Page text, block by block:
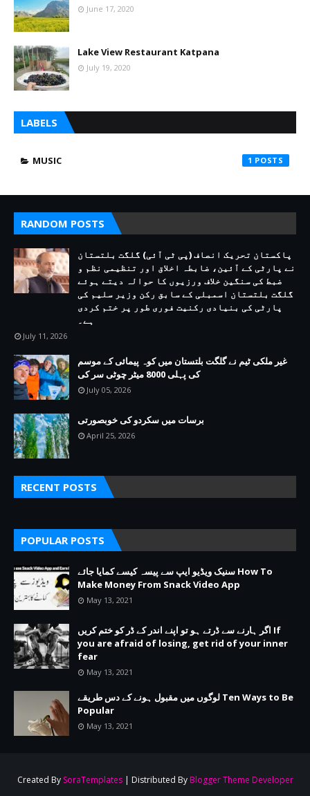
June 17, 2020
Lake View Restaurant Katpana
July 19, 2020
LABELS
MUSIC 1
RANDOM POSTS
پاکستان تحریک انصاف (پی ٹی آئی) گلگت بلتستان
نے پارٹی کے آئین، ضابطہ اخلاق اور تنظیمی نظم و
ضبط کی سنگین خلاف ورزیوں کا حوالہ دیتے ہوئے
گلگت بلتستان اسمبلی کے سابق رکن وزیر سلیم کی
پارٹی کی بنیادی رکنیت فوری طور پر ختم کردی
ہے۔
July 11, 2026
غیر ملکی ٹیم نے گلگت بلتستان میں کوہ پیمائی کے موسم
کی پہلی 8000 میٹر چوٹی سر کی
July 05, 2026
برسات میں سکردو کی خوبصورتی
April 25, 2026
RECENT POSTS
POPULAR POSTS
سنیک ویڈیو ایپ سے پیسہ کیسے کمایا جائے How To
Make Money From Snack Video App
May 13, 2021
اگر ہارنے سے ڈرتے ہو تو اپنے اندر کے ڈر کو ختم کریں If
you are afraid of losing, get rid of your inner
fear
May 13, 2021
لوگوں میں مقبول ہونے کے دس طریقے Ten Ways to Be
Popular
May 13, 2021
Created By SoraTemplates| Distributed By Blogger Theme Developer